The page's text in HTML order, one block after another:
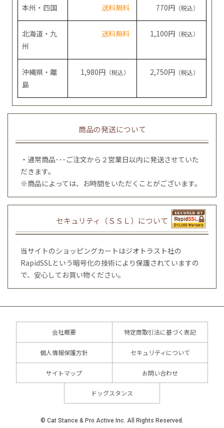
本州・四国 送料無料 770円 （税込）
北海道・九
州
送料無料 1,100円 （税込）
沖縄県・離
島
1,980円 （税込） 2,750円 （税込）
商品の発送について
・通常商品･･･ご注文から２営業日以内に発送させていた
だきます。
※商品によっては、お時間をいただくことがございます。
セキュリティ（ＳＳＬ）について
当サイトのショッピングカートはジオトラスト社の
RapidSSLという暗号化の技術により保護されていますの
で、安心してお買い物ください。
会社概要 特定商取引法に基づく表記
個人情報保護方針 セキュリティについて
サイトマップ お問い合わせ
ドッグスタンス
© Cat Stance & Pro Active Inc. All Rights Reserved.